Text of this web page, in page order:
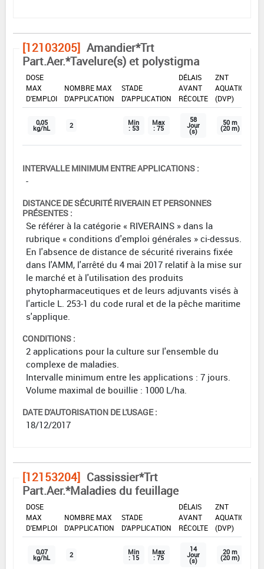
[12103205] Amandier*Trt
Part.Aer.*Tavelure(s) et polystigma
DOSE
MAX
D'EMPLOI
NOMBRE MAX
D'APPLICATION
STADE
D'APPLICATION
DÉLAIS
AVANT
RÉCOLTE
ZNT
AQUATIQUE
(DVP)
0,05
kg/hL 2 Min
: 53
Max
: 75
58
Jour
(s)
50 m
(20 m)
INTERVALLE MINIMUM ENTRE APPLICATIONS :
-
DISTANCE DE SÉCURITÉ RIVERAIN ET PERSONNES
PRÉSENTES :
Se référer à la catégorie « RIVERAINS » dans la
rubrique « conditions d'emploi générales » ci-dessus.
En l'absence de distance de sécurité riverains fixée
dans l'AMM, l'arrêté du 4 mai 2017 relatif à la mise sur
le marché et à l'utilisation des produits
phytopharmaceutiques et de leurs adjuvants visés à
l'article L. 253-1 du code rural et de la pêche maritime
s'applique.
CONDITIONS :
2 applications pour la culture sur l'ensemble du
complexe de maladies.
Intervalle minimum entre les applications : 7 jours.
Volume maximal de bouillie : 1000 L/ha.
DATE D'AUTORISATION DE L'USAGE :
18/12/2017
[12153204] Cassissier*Trt
Part.Aer.*Maladies du feuillage
DOSE
MAX
D'EMPLOI
NOMBRE MAX
D'APPLICATION
STADE
D'APPLICATION
DÉLAIS
AVANT
RÉCOLTE
ZNT
AQUATIQUE
(DVP)
0,07
kg/hL 2 Min
: 15
Max
: 75
14
Jour
(s)
20 m
(20 m)